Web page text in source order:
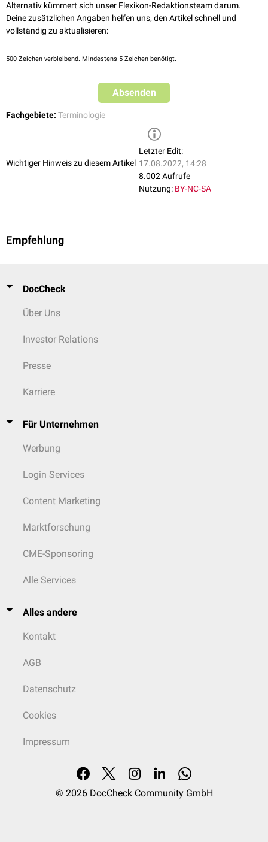
Alternativ kümmert sich unser Flexikon-Redaktionsteam darum.
Deine zusätzlichen Angaben helfen uns, den Artikel schnell und
vollständig zu aktualisieren:
500 Zeichen verbleibend. Mindestens 5 Zeichen benötigt.
Absenden
Fachgebiete: Terminologie
Wichtiger Hinweis zu diesem Artikel
Letzter Edit:
17.08.2022, 14:28
8.002 Aufrufe
Nutzung: BY-NC-SA
Empfehlung
DocCheck
Über Uns
Investor Relations
Presse
Karriere
Für Unternehmen
Werbung
Login Services
Content Marketing
Marktforschung
CME-Sponsoring
Alle Services
Alles andere
Kontakt
AGB
Datenschutz
Cookies
Impressum
© 2026 DocCheck Community GmbH